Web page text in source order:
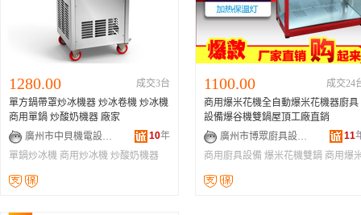
1280.00
成交3台
單方鍋帶罩炒冰機器 炒冰卷機 炒冰機
商用單鍋 炒酸奶機器 廠家
廣州市中貝機電設備有限責任公司
10年
單鍋炒冰機 商用炒冰機 炒酸奶機器
1100.00
成交24
商用爆米花機全自動爆米花機器廚具
設備爆谷機雙鍋屋頂工廠直銷
廣州市博眾廚具設備有限公司
11
商用廚具設備 爆米花機雙鍋 商用爆